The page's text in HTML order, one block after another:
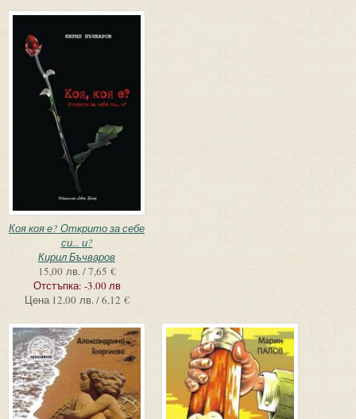
Коя коя е? Открито за себе
си... и?
Кирил Бъчваров
15,00 лв. / 7,65 €
Отстъпка: -3.00 лв
Цена 12,00 лв. / 6,12 €